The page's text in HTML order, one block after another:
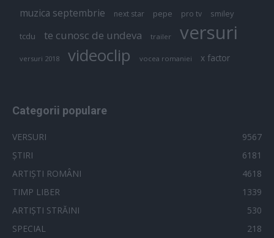
muzica septembrie next star pepe pro tv smiley
tcdu te cunosc de undeva trailer versuri
versuri 2018 videoclip vocea romaniei x factor
Categorii populare
VERSURI
9567
ȘTIRI
6181
ARTIȘTI ROMÂNI
4618
TIMP LIBER
1339
ARTIȘTI STRĂINI
530
SPECIAL
218